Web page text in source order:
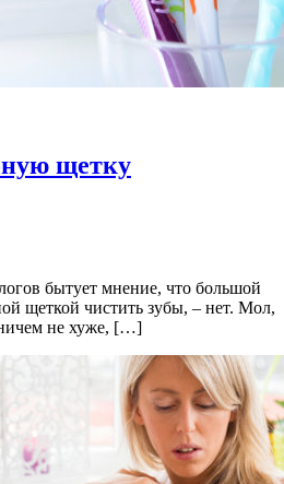
щетку
бытует мнение, что большой
щеткой чистить зубы, – нет. Мол,
ничем не хуже, […]